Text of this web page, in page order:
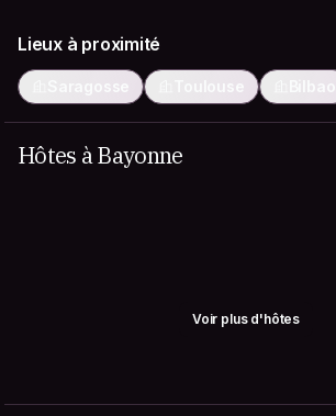
Lieux à proximité
Saragosse Toulouse Bilbao
Hôtes à Bayonne
Voir plus d'hôtes